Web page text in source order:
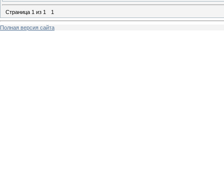
Страница 1 из 1 1
Полная версия сайта